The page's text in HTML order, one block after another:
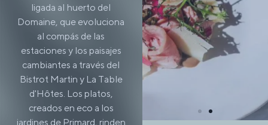
ligada al huerto del
Domaine, que evoluciona
al compás de las
estaciones y los paisajes
cambiantes a través del
Bistrot Martin y La Table
d'Hôtes. Los platos,
creados en eco a los
jardines de Primard, rinden